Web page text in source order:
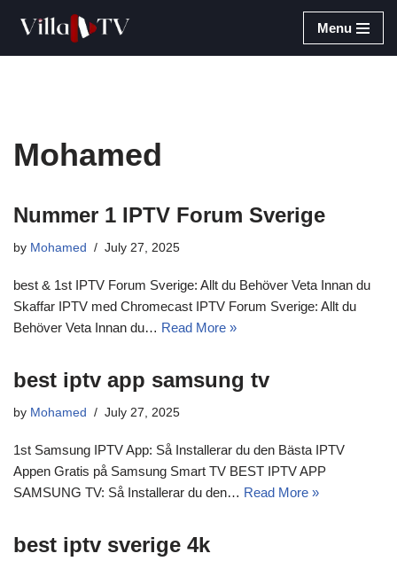
Menu
Mohamed
Nummer 1 IPTV Forum Sverige
by Mohamed July 27, 2025
best & 1st IPTV Forum Sverige: Allt du Behöver Veta Innan du
Skaffar IPTV med Chromecast IPTV Forum Sverige: Allt du
Behöver Veta Innan du… Read More »
best iptv app samsung tv
by Mohamed July 27, 2025
1st Samsung IPTV App: Så Installerar du den Bästa IPTV
Appen Gratis på Samsung Smart TV BEST IPTV APP
SAMSUNG TV: Så Installerar du den… Read More »
best iptv sverige 4k